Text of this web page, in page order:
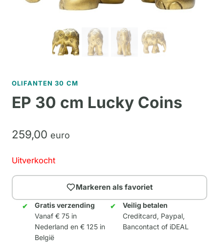
OLIFANTEN 30 CM
EP 30 cm Lucky Coins
259,00 euro
Uitverkocht
Markeren als favoriet
Gratis verzending
Vanaf € 75 in
Nederland en € 125 in
België
Veilig betalen
Creditcard, Paypal,
Bancontact of iDEAL